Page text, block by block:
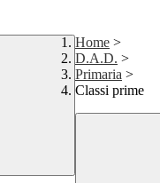
Home >
D.A.D. >
Primaria >
Classi prime